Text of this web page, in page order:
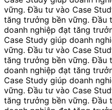
vững. Đầu tư vào Case
tăng trưởng bền vững. Đầu
doanh nghiệp đạt tăng
Case Study giúp doanh
vững. Đầu tư vào Case
tăng trưởng bền vững. Đầu
doanh nghiệp đạt tăng
Case Study giúp doanh
vững. Đầu tư vào Case
tăng trưởng bền vững. Đầu